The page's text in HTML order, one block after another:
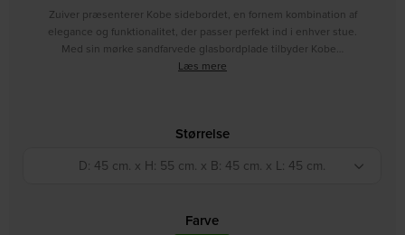
Zuiver præsenterer Kobe sidebordet, en fornem kombination af
elegance og funktionalitet, der passer perfekt ind i enhver stue.
Med sin mørke sandfarvede glasbordplade tilbyder Kobe…
Læs mere
Størrelse
D: 45 cm. x H: 55 cm. x B: 45 cm. x L: 45 cm.
Farve